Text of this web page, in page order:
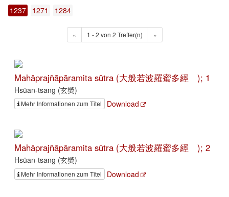
1237 1271 1284
« 1 - 2 von 2 Treffer(n) »
Mahāprajñāpāramita sūtra (大般若波羅蜜多經 ); 1
Hsüan-tsang (玄奬)
Mehr Informationen zum Titel Download
Mahāprajñāpāramita sūtra (大般若波羅蜜多經 ); 2
Hsüan-tsang (玄奬)
Mehr Informationen zum Titel Download